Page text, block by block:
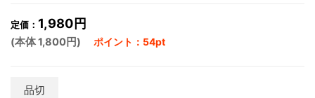
定価： 1,980円
(本体 1,800円) ポイント：54pt
品切